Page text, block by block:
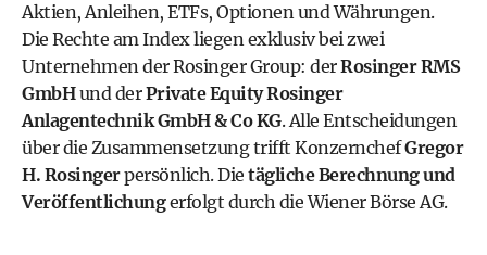
Aktien, Anleihen, ETFs, Optionen und Währungen.
Die Rechte am Index liegen exklusiv bei zwei
Unternehmen der Rosinger Group: derRosinger RMS
GmbHund derPrivate Equity Rosinger
Anlagentechnik GmbH & Co KG. Alle Entscheidungen
über die Zusammensetzung trifft KonzernchefGregor
H. Rosingerpersönlich. Die tägliche Berechnung und
Veröffentlichungerfolgt durch die Wiener Börse AG.